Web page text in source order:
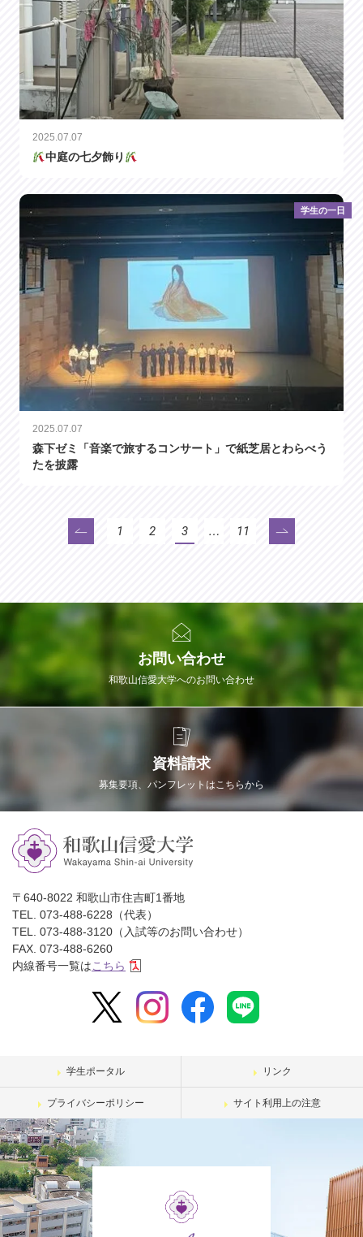
2025.07.07
中庭の七夕飾り
学生の一日
2025.07.07
森下ゼミ「音楽で旅するコンサート」で紙芝居とわらべう
たを披露
1 2 3 … 11
お問い合わせ
和歌山信愛大学へのお問い合わせ
資料請求
募集要項、パンフレットはこちらから
〒640-8022 和歌山市住吉町1番地
TEL. 073-488-6228（代表）
TEL. 073-488-3120（入試等のお問い合わせ）
FAX. 073-488-6260
内線番号一覧はこちら
学生ポータル リンク
プライバシーポリシー サイト利用上の注意